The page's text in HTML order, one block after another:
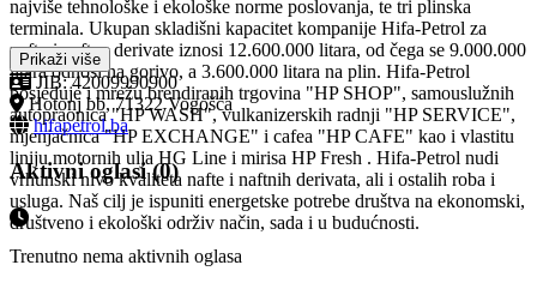
najviše tehnološke i ekološke norme poslovanja, te tri plinska
terminala. Ukupan skladišni kapacitet kompanije Hifa-Petrol za
naftu i naftne derivate iznosi 12.600.000 litara, od čega se 9.000.000
litara odnosi na gorivo, a 3.600.000 litara na plin. Hifa-Petrol
posjeduje i mrežu brendiranih trgovina "HP SHOP", samouslužnih
autopraonica "HP WASH", vulkanizerskih radnji "HP SERVICE",
mjenjačnica "HP EXCHANGE" i cafea "HP CAFE" kao i vlastitu
liniju motornih ulja HG Line i mirisa HP Fresh . Hifa-Petrol nudi
vrhunski nivo kvaliteta nafte i naftnih derivata, ali i ostalih roba i
usluga. Naš cilj je ispuniti energetske potrebe društva na ekonomski,
društveno i ekološki održiv način, sada i u budućnosti.
Prikaži više
JIB: 42009990900
Hotonj bb, 71322 Vogošća
hifapetrol.ba
Aktivni oglasi (0)
Trenutno nema aktivnih oglasa